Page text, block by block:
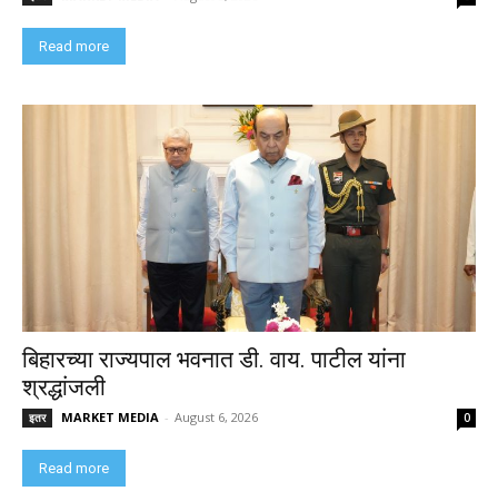
Read more
बिहारच्या राज्यपाल भवनात डी. वाय. पाटील यांना
श्रद्धांजली
इतर MARKET MEDIA - August 6, 2026 0
Read more